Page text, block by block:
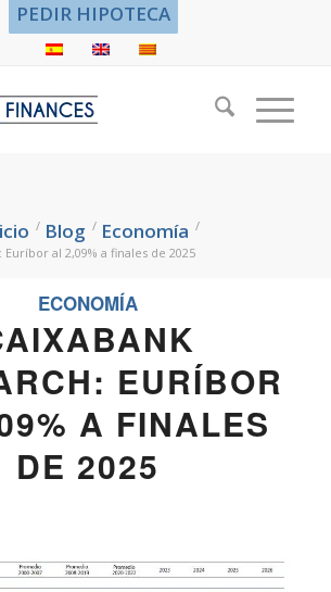
PEDIR HIPOTECA
/ Blog / Economía /
Euríbor al 2,09% a finales de 2025
ECONOMÍA
EURÍBOR
A FINALES
DE 2025